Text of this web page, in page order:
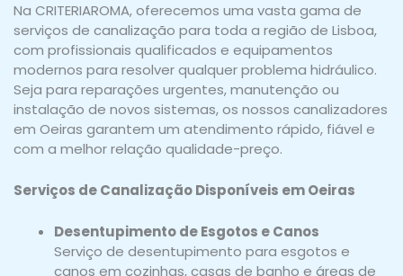
Na CRITERIAROMA, oferecemos uma vasta gama de
serviços de canalização para toda a região de Lisboa,
com profissionais qualificados e equipamentos
modernos para resolver qualquer problema hidráulico.
Seja para reparações urgentes, manutenção ou
instalação de novos sistemas, os nossos canalizadores
em Oeiras garantem um atendimento rápido, fiável e
com a melhor relação qualidade-preço.
Serviços de Canalização Disponíveis em Oeiras
Desentupimento de Esgotos e Canos
Serviço de desentupimento para esgotos e
canos em cozinhas, casas de banho e áreas de